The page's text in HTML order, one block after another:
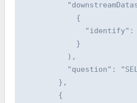
            {
            }
          ),
"question":
        },
        {